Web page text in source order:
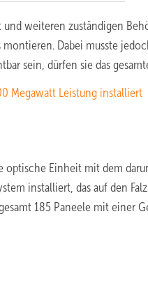
weiteren zuständigen
montieren. Dabei musste
sein, dürfen sie das
Megawatt Leistung installiert
optische Einheit mit dem
installiert, das auf den
185 Paneele mit einer